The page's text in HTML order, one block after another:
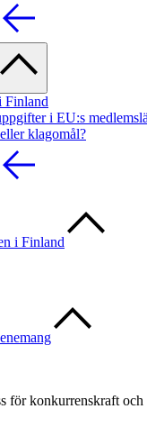
Finland
i EU:s
klagomål?
i Finland
för konkurrenskraft och